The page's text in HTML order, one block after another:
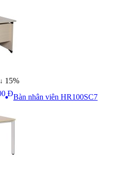
↓ 15%
ĐBàn nhân viên HR100SC7